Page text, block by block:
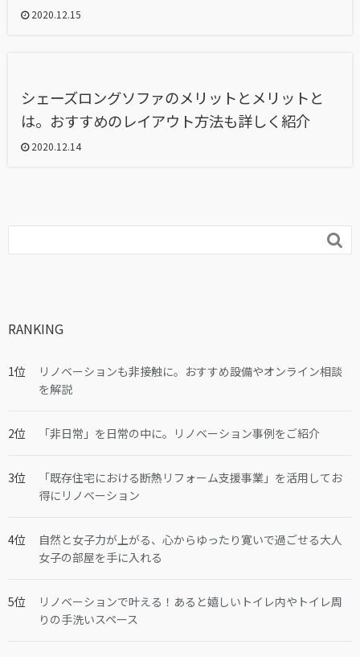
2020.12.15
シェーズロングソファのメリットとメリットと
は。おすすめのレイアウト方法も詳しく紹介
2020.12.14

RANKING
リノベーションも非接触に。おすすめ設備やオンライン相談
を解説
「非日常」を日常の中に。リノベーション事例をご紹介
「既存住宅における断熱リフォーム支援事業」を活用してお
得にリノベーション
自然と女子力が上がる、心からゆったり寛いで過ごせる大人
女子の部屋を手に入れる
リノベーションで叶える！あると嬉しいトイレ内やトイレ周
りの手洗いスペース